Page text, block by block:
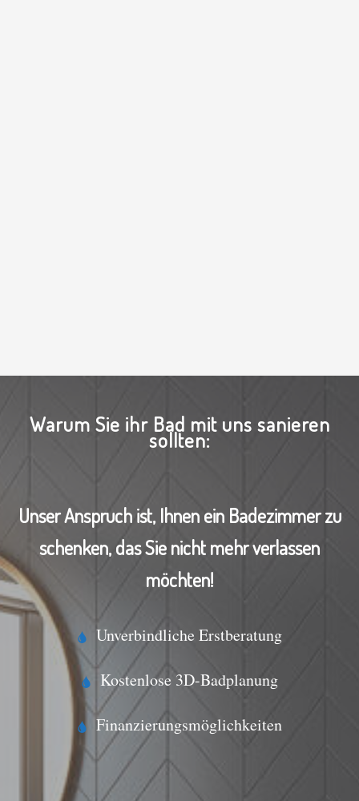
Warum Sie ihr Bad mit uns sanieren
sollten:
Unser Anspruch ist, Ihnen ein Badezimmer zu
schenken, das Sie nicht mehr verlassen
möchten!
Unverbindliche Erstberatung
Kostenlose 3D-Badplanung
Finanzierungsmöglichkeiten